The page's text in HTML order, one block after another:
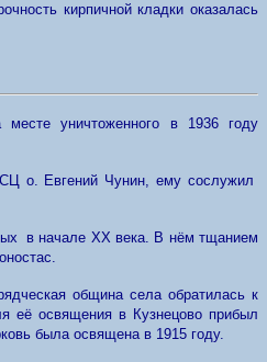
кирпичной кладки оказалась
уничтоженного в 1936 году
о. Евгений Чунин, ему сослужил
в начале XX века. В нём тщанием
община села обратилась к
её освящения в Кузнецово прибыл
была освящена в 1915 году.